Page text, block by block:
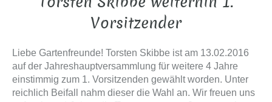
Vorsitzender
Liebe Gartenfreunde! Torsten Skibbe ist am 13.02.2016
auf der Jahreshauptversammlung für weitere 4 Jahre
einstimmig zum 1. Vorsitzenden gewählt worden. Unter
reichlich Beifall nahm dieser die Wahl an. Wir freuen uns